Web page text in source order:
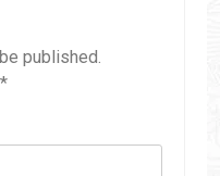
published.
*